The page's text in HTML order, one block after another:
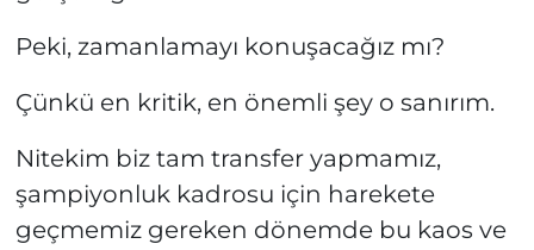
Peki, zamanlamayı konuşacağız mı?
Çünkü en kritik, en önemli şey o sanırım.
Nitekim biz tam transfer yapmamız,
şampiyonluk kadrosu için harekete
geçmemiz gereken dönemde bu kaos ve